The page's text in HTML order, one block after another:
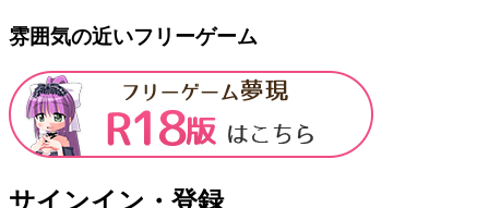
雰囲気の近いフリーゲーム
サインイン・登録